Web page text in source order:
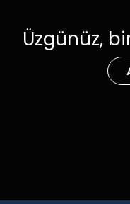
Üzgünüz,